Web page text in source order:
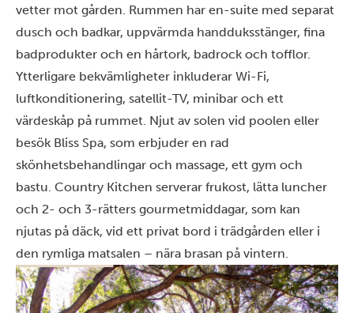
vetter mot gården. Rummen har en-suite med separat
dusch och badkar, uppvärmda handduksstänger, fina
badprodukter och en hårtork, badrock och tofflor.
Ytterligare bekvämligheter inkluderar Wi-Fi,
luftkonditionering, satellit-TV, minibar och ett
värdeskåp på rummet. Njut av solen vid poolen eller
besök Bliss Spa, som erbjuder en rad
skönhetsbehandlingar och massage, ett gym och
bastu. Country Kitchen serverar frukost, lätta luncher
och 2- och 3-rätters gourmetmiddagar, som kan
njutas på däck, vid ett privat bord i trädgården eller i
den rymliga matsalen – nära brasan på vintern.